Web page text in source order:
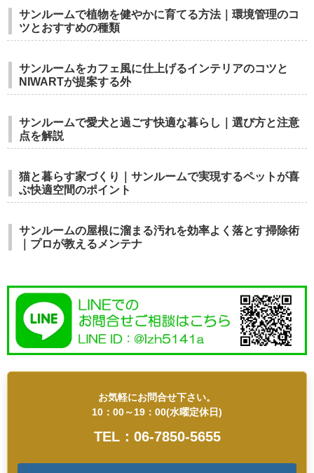
サンルームで植物を健やかに育てる方法｜環境管理のコ
ツとおすすめの種類
サンルームをカフェ風に仕上げるインテリアのコツと
NIWARTが提案する外
サンルームで愛犬と過ごす快適な暮らし｜選び方と注意
点を解説
猫と暮らす家づくり｜サンルームで実現するペットが喜
ぶ快適空間のポイント
サンルームの屋根に溜まる汚れを効率よく落とす掃除術
｜プロが教えるメンテナ
お気軽にお問合せ下さい。
10：00～19：00(水曜定休日)
TEL：06-7850-5655